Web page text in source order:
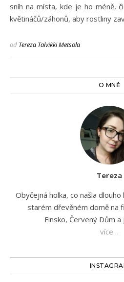
sníh na místa, kde je ho méně,
květináčů/záhonů, aby rostliny
od Tereza Talvikki Metsola
O MNĚ
Tereza
Obyčejná holka, co našla
starém dřevěném domě na
Finsko, Červený Dům
více…